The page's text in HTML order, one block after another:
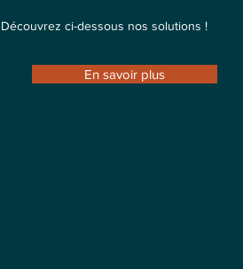
Découvrez ci-dessous nos solutions !
En savoir plus